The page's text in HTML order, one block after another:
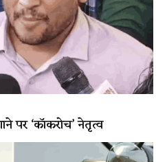
पर ‘कॉकरोच’ नेतृत्व